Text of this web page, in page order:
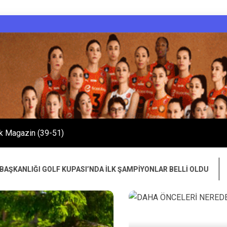
Magazin (39-51)
İLK ŞAMPİYONLAR BELLİ OLDU OSMAN